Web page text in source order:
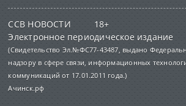
ССВ НОВОСТИ 18+
Электронное периодическое издание
(Свидетельство Эл.№ФС77-43487, выдано
надзору в сфере связи, информационных
коммуникаций от 17.01.2011 года.)
Ачинск.рф